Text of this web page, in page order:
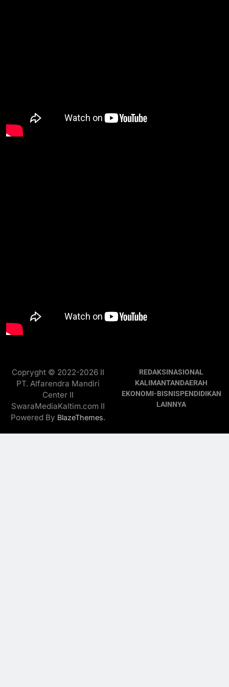
Copryght © 2022-2026 II
PT. Alfarendra Mandiri
Center II
SwaraMediaKaltim.com II
Powered By BlazeThemes.
REDAKSINASIONAL
KALIMANTANDAERAH
EKONOMI-BISNISPENDIDIKAN
LAINNYA